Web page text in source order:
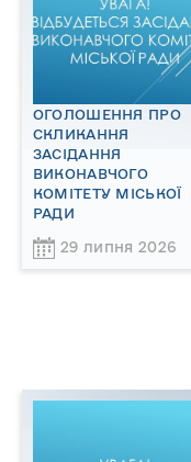
ОГОЛОШЕННЯ ПРО
СКЛИКАННЯ
ЗАСІДАННЯ
ВИКОНАВЧОГО
КОМІТЕТУ МІСЬКОЇ
РАДИ
29 липня 2026